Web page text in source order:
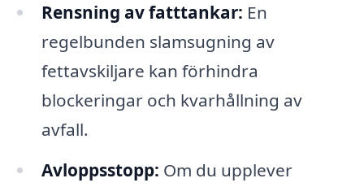
Rensning av fatttankar: En
regelbunden slamsugning av
fettavskiljare kan förhindra
blockeringar och kvarhållning av
avfall.
Avloppsstopp: Om du upplever